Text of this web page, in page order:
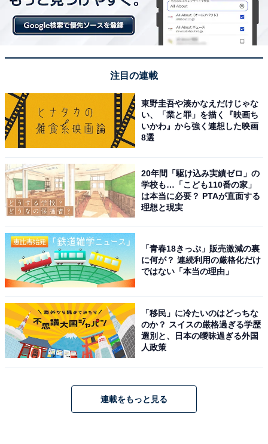
同率1位：中村倫也×水卜麻美
同率1位、2組目は俳優の中村倫也さんと、日本テレビア
ナウンサーの水卜麻美さん夫婦です。2023年3月25日に
結婚を電撃発表し、これまでうわさがなかった2人なだ
連名で発表した結婚のコメントに添えられた中村さん直
筆の似顔絵も話題に。おにぎりを食べる水卜さんと優し
癒されるファンも続出しました。
回答者からは「どちらも好きなので、いつまでもほのぼ
（40代女性）、「二人ともホワ～んとしている印象があ
り、何をしても中村倫也さんが見守っていてくれそう。
注目の連載
東野圭吾や湊かなえだけじゃな
い、「業と罪」を描く『映画ち
いかわ』から強く連想した映画
8選
20年間「駆け込み実績ゼロ」の
学校も…「こども110番の家」
は本当に必要？ PTAが直面する
理想と現実
「青春18きっぷ」販売激減の裏
に何が？ 連続利用の厳格化だけ
ではない「本当の理由」
「移民」に冷たいのはどっちな
のか？ スイスの厳格過ぎる学歴
選別と、日本の曖昧過ぎる外国
人政策
連載をもっと見る